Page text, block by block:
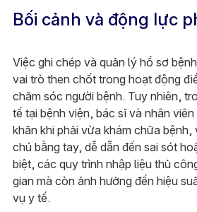
Bối cảnh và động lực
Việc ghi chép và quản lý hồ sơ
vai trò then chốt trong hoạt động
chăm sóc người bệnh. Tuy nhiên,
tế tại bệnh viện, bác sĩ và nhân
khăn khi phải vừa khám chữa bệnh,
chú bằng tay, dễ dẫn đến sai sót
biệt, các quy trình nhập liệu thủ
gian mà còn ảnh hưởng đến hiệu
vụ y tế.